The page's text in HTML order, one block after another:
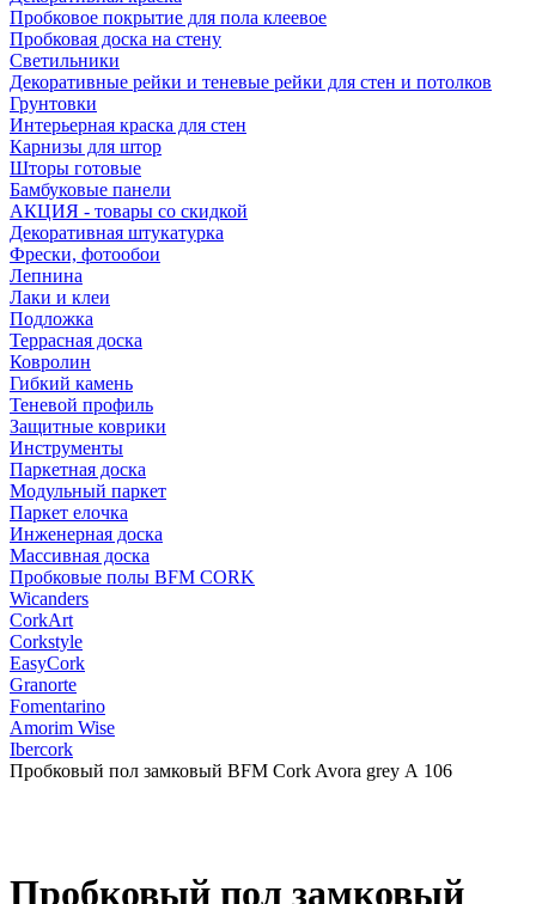
Пробковое покрытие для пола клеевое
Пробковая доска на стену
Светильники
Декоративные рейки и теневые рейки для стен и потолков
Грунтовки
Интерьерная краска для стен
Карнизы для штор
Шторы готовые
Бамбуковые панели
АКЦИЯ - товары со скидкой
Декоративная штукатурка
Фрески, фотообои
Лепнина
Лаки и клеи
Подложка
Террасная доска
Ковролин
Гибкий камень
Теневой профиль
Защитные коврики
Инструменты
Паркетная доска
Модульный паркет
Паркет елочка
Инженерная доска
Массивная доска
Пробковые полы BFM CORK
Wicanders
CorkArt
Corkstyle
EasyCork
Granorte
Fomentarino
Amorim Wise
Ibercork
Пробковый пол замковый BFM Cork Avora grey А 106
Пробковый пол замковый